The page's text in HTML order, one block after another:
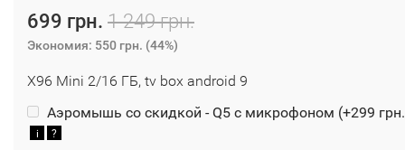
699 грн. 1 249 грн.
Экономия: 550 грн. (44%)
X96 Mini 2/16 ГБ, tv box android 9
Аэромышь со скидкой - Q5 с микрофоном (+299 грн.
i ?